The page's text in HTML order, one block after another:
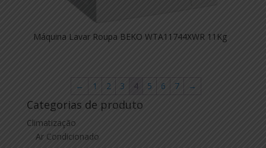
Máquina Lavar Roupa BEKO WTA11744XWR 11Kg
← 1 2 3 4 5 6 7 →
Categorias de produto
Climatização
Ar Condicionado